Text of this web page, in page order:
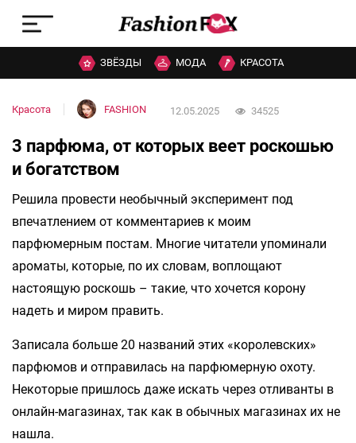
ЗВЁЗДЫ МОДА КРАСОТА
Красота FASHION 12.05.2025 34525
3 парфюма, от которых веет роскошью
и богатством
Решила провести необычный эксперимент под
впечатлением от комментариев к моим
парфюмерным постам. Многие читатели упоминали
ароматы, которые, по их словам, воплощают
настоящую роскошь – такие, что хочется корону
надеть и миром править.
Записала больше 20 названий этих «королевских»
парфюмов и отправилась на парфюмерную охоту.
Некоторые пришлось даже искать через отливанты в
онлайн-магазинах, так как в обычных магазинах их не
нашла.